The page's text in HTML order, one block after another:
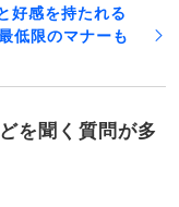
好感を持たれる
低限のマナーも
を聞く質問が多